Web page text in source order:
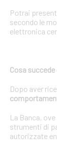
Potrai
secondo le
elettronica
Cosa
Dopo aver
La Banca,
strumenti di
autorizzate